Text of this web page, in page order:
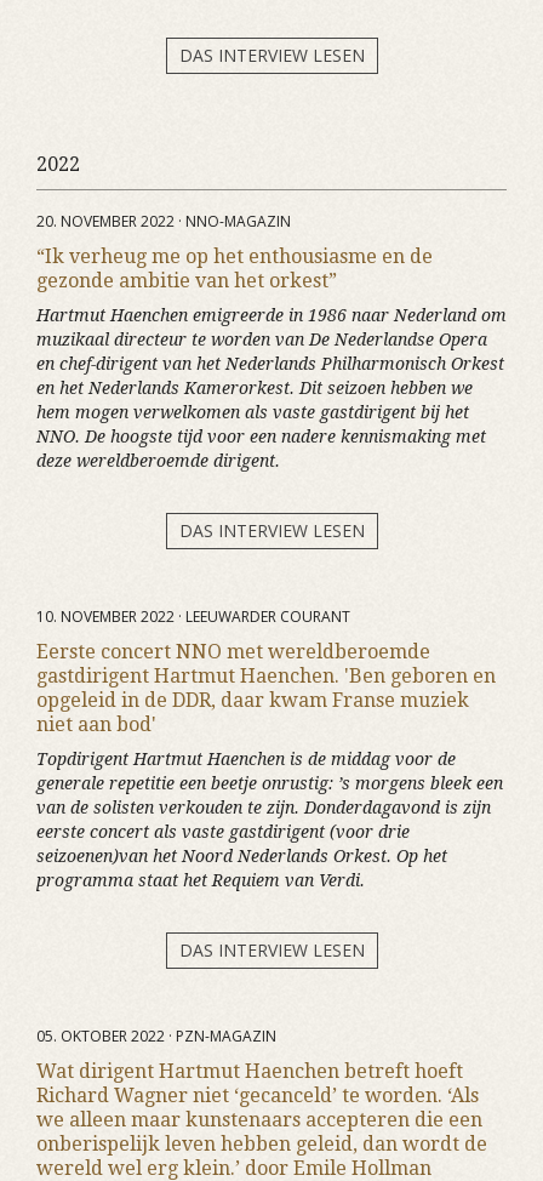
DAS INTERVIEW LESEN
2022
20. NOVEMBER 2022 · NNO-MAGAZIN
“Ik verheug me op het enthousiasme en de
gezonde ambitie van het orkest”
Hartmut Haenchen emigreerde in 1986 naar Nederland om
muzikaal directeur te worden van De Nederlandse Opera
en chef-dirigent van het Nederlands Philharmonisch Orkest
en het Nederlands Kamerorkest. Dit seizoen hebben we
hem mogen verwelkomen als vaste gastdirigent bij het
NNO. De hoogste tijd voor een nadere kennismaking met
deze wereldberoemde dirigent.
DAS INTERVIEW LESEN
10. NOVEMBER 2022 · LEEUWARDER COURANT
Eerste concert NNO met wereldberoemde
gastdirigent Hartmut Haenchen. 'Ben geboren en
opgeleid in de DDR, daar kwam Franse muziek
niet aan bod'
Topdirigent Hartmut Haenchen is de middag voor de
generale repetitie een beetje onrustig: ’s morgens bleek een
van de solisten verkouden te zijn. Donderdagavond is zijn
eerste concert als vaste gastdirigent (voor drie
seizoenen)van het Noord Nederlands Orkest. Op het
programma staat het Requiem van Verdi.
DAS INTERVIEW LESEN
05. OKTOBER 2022 · PZN-MAGAZIN
Wat dirigent Hartmut Haenchen betreft hoeft
Richard Wagner niet ‘gecanceld’ te worden. ‘Als
we alleen maar kunstenaars accepteren die een
onberispelijk leven hebben geleid, dan wordt de
wereld wel erg klein.’ door Emile Hollman